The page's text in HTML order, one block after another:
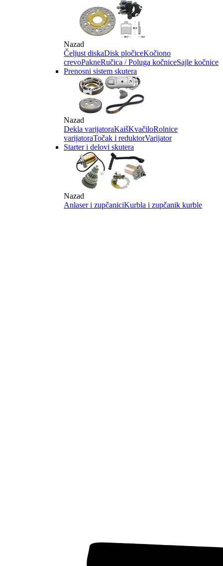
Nazad
Čeljust diskaDisk pločiceKočiono
crevoPakneRučica / Poluga kočniceSajle kočnice
Prenosni sistem skutera
Nazad
Dekla varijatoraKaišKvačiloRolnice
varijatoraTočak i reduktorVarijator
Starter i delovi skutera
Nazad
Anlaser i zupčaniciKurbla i zupčanik kurble